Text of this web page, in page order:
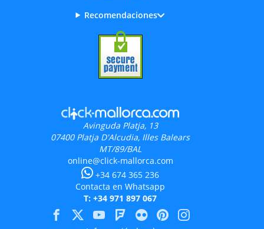
Recomendaciones
Avinguda Platja, 13
07400 Platja D'Alcudia, Illes Balears
MT/89/BAL
online@click-mallorca.com
+34 674 365 236
Contacta en Whatsapp
T: +34 971 897 067